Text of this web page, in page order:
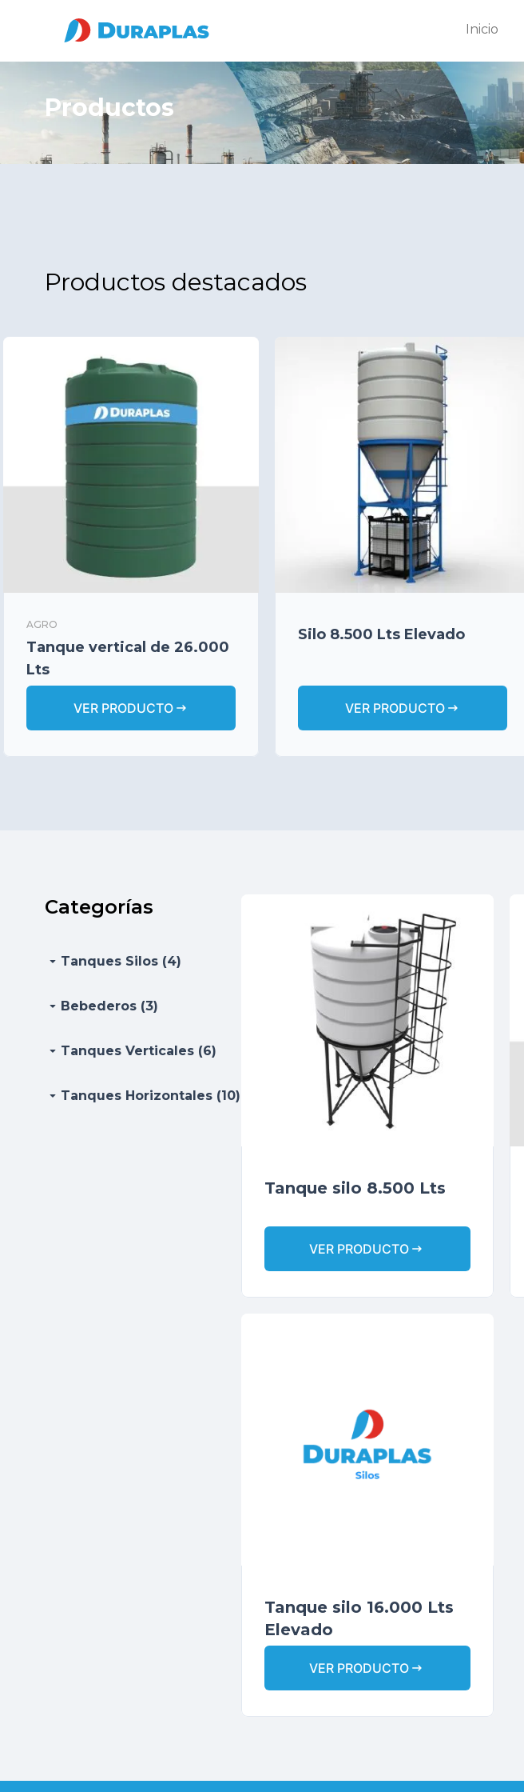
Inicio
Productos
Productos destacados
AGRO
Tanque vertical de 26.000
Lts
VER PRODUCTOarrow_right_alt
Silo 8.500 Lts Elevado
VER PRODUCTOarrow_right_alt
Categorías
arrow_drop_down Tanques Silos (4)
arrow_drop_down Bebederos (3)
arrow_drop_down Tanques Verticales (6)
arrow_drop_down Tanques Horizontales (10)
Tanque silo 8.500 Lts
VER PRODUCTO arrow_right_alt
Tanque silo 16.000 Lts
Elevado
VER PRODUCTO arrow_right_alt